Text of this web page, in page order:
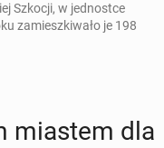
Szkocji, w jednostce
zamieszkiwało je 198
miastem dla